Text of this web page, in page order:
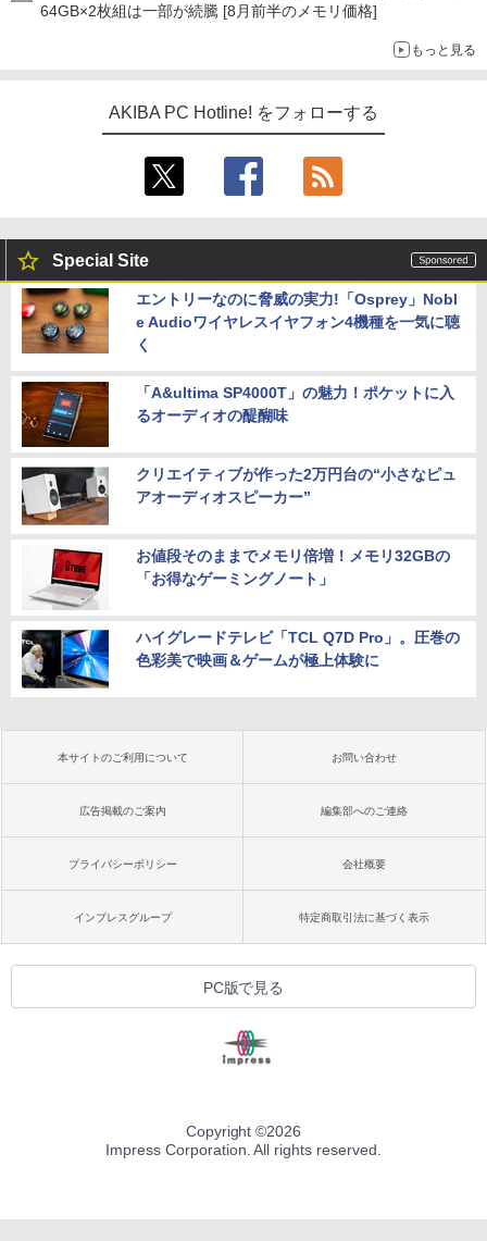
64GB×2枚組は一部が続騰 [8月前半のメモリ価格]
もっと見る
AKIBA PC Hotline! をフォローする
Special Site
エントリーなのに脅威の実力!「Osprey」Nobl
e Audioワイヤレスイヤフォン4機種を一気に聴
く
「A&ultima SP4000T」の魅力！ポケットに入
るオーディオの醍醐味
クリエイティブが作った2万円台の“小さなピュ
アオーディオスピーカー”
お値段そのままでメモリ倍増！メモリ32GBの
「お得なゲーミングノート」
ハイグレードテレビ「TCL Q7D Pro」。圧巻の
色彩美で映画＆ゲームが極上体験に
本サイトのご利用について お問い合わせ
広告掲載のご案内 編集部へのご連絡
プライバシーポリシー 会社概要
インプレスグループ 特定商取引法に基づく表示
PC版で見る
Copyright ©2026
Impress Corporation. All rights reserved.